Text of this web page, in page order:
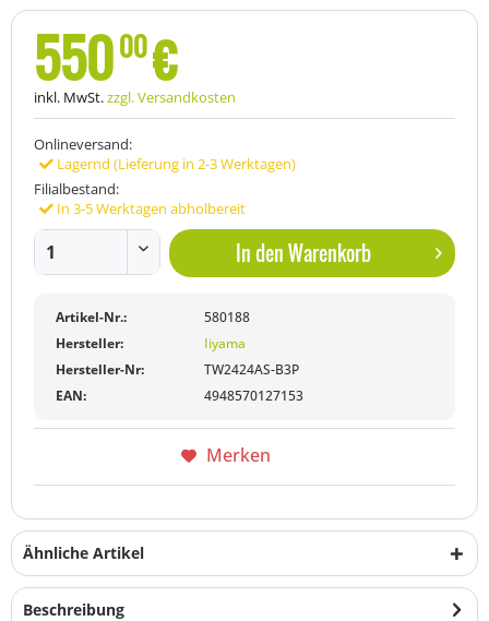
55000€
inkl. MwSt.zzgl. Versandkosten
Onlineversand:
Lagernd (Lieferung in 2-3 Werktagen)
Filialbestand:
In 3-5 Werktagen abholbereit
In denWarenkorb
Artikel-Nr.:
580188
Hersteller:
Iiyama
Hersteller-Nr:
TW2424AS-B3P
EAN:
4948570127153
Merken
Ähnliche Artikel
Beschreibung